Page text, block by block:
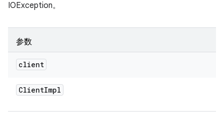
IOException。
参数
client
ClientImpl